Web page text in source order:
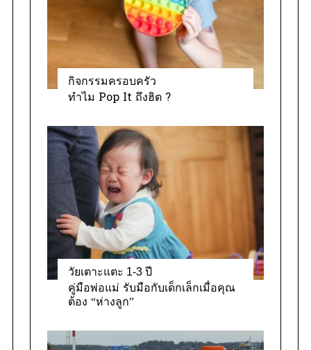
กิจกรรมครอบครัว
ทำไม Pop It ถึงฮิต ?
วัยเตาะแตะ 1-3 ปี
คู่มือพ่อแม่ รับมือกับเด็กเล็กเมื่อคุณ
ต้อง “ห่างลูก”